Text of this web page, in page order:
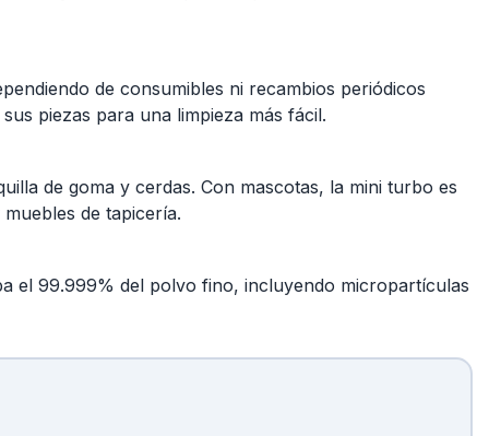
de consumibles ni recambios periódicos
piezas para una limpieza más fácil.
de goma y cerdas. Con mascotas, la mini turbo es
de tapicería.
el 99.999% del polvo fino, incluyendo micropartículas